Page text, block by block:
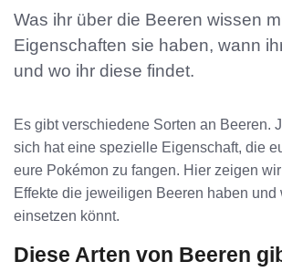
Was ihr über die Beeren wissen
Eigenschaften sie haben, wann
und wo ihr diese findet.
Es gibt verschiedene Sorten an Beeren.
sich hat eine spezielle Eigenschaft, die
eure Pokémon zu fangen. Hier zeigen
Effekte die jeweiligen Beeren haben und
einsetzen könnt.
Diese Arten von Beeren